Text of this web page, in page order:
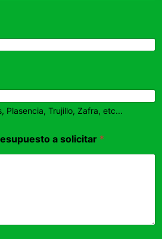
Plasencia, Trujillo, Zafra, etc...
a solicitar *